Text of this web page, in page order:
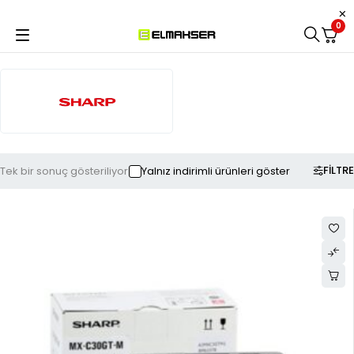
0
FILTRE
Tek bir sonuç gösteriliyor Yalnız indirimli ürünleri göster